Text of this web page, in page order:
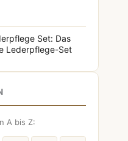
Set: Das
Lederpflege-Set
A bis Z: